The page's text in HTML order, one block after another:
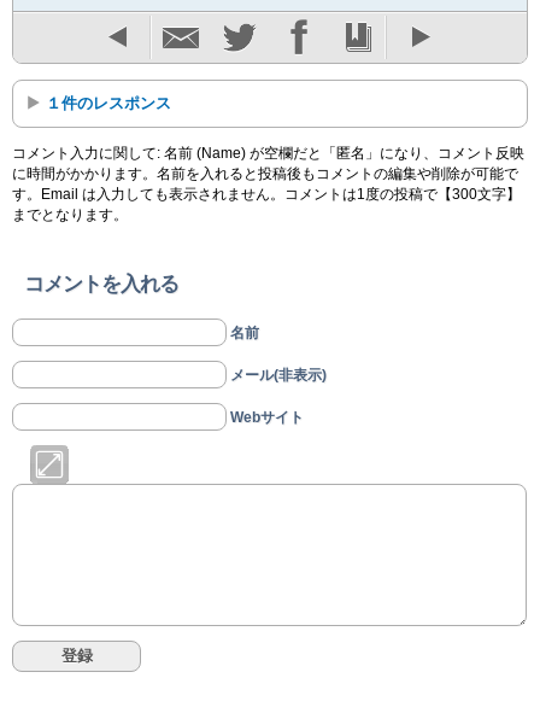
１件のレスポンス
コメント入力に関して: 名前 (Name) が空欄だと「匿名」になり、コメント反映
に時間がかかります。名前を入れると投稿後もコメントの編集や削除が可能で
す。Email は入力しても表示されません。コメントは1度の投稿で【300文字】
までとなります。
コメントを入れる
名前
メール(非表示)
Webサイト